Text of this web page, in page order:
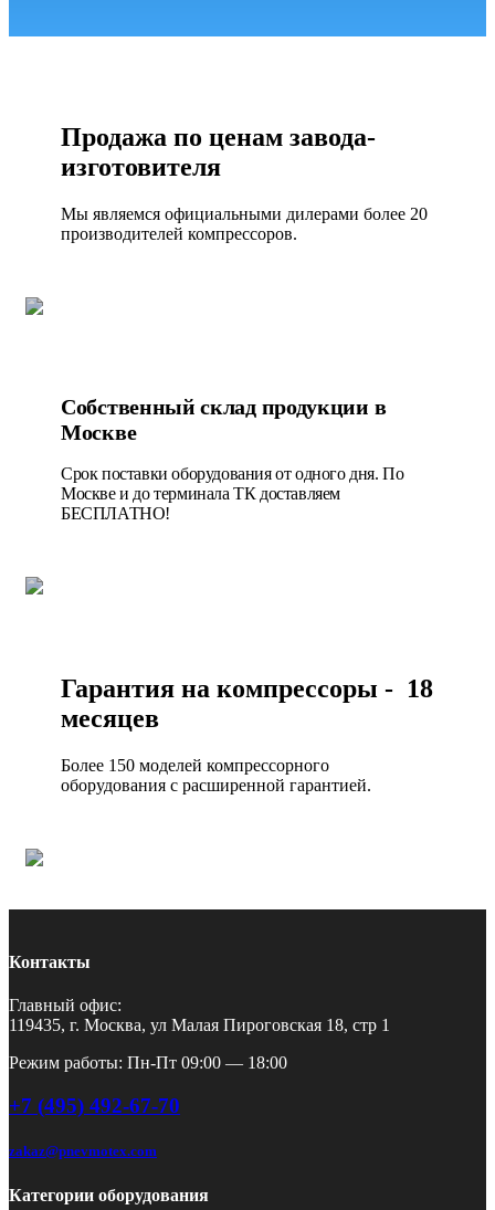
Продажа по ценам завода-
изготовителя
Мы являемся официальными дилерами более 20
производителей компрессоров.
Собственный склад продукции в
Москве
Срок поставки оборудования от одного дня. По
Москве и до терминала ТК доставляем
БЕСПЛАТНО!
Гарантия на компрессоры - 18
месяцев
Более 150 моделей компрессорного
оборудования с расширенной гарантией.
Контакты
Главный офис:
119435, г. Москва, ул Малая Пироговская 18, стр 1
Режим работы: Пн-Пт 09:00 — 18:00
+7 (495) 492-67-70
zakaz@pnevmotex.com
Категории оборудования